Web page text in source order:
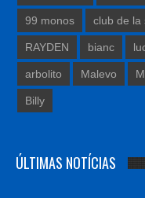
99 monos club de la
RAYDEN bianc
arbolito Malevo
Billy
ÚLTIMAS NOTÍCIAS